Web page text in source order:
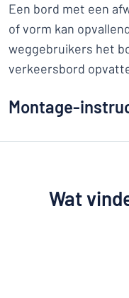
Een bord met een
of vorm kan
weggebruikers het
verkeersbord
Montage-
Wat